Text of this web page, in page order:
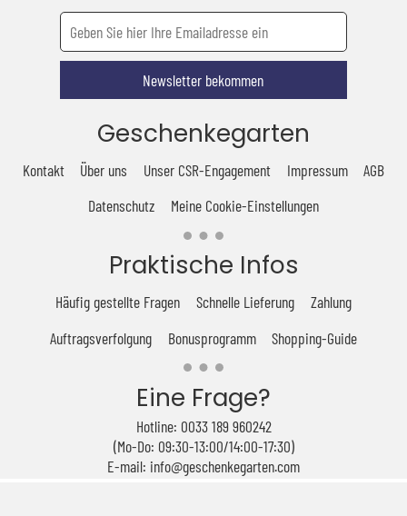
Newsletter bekommen
Geschenkegarten
Kontakt Über uns Unser CSR-Engagement Impressum
AGB
Datenschutz
Meine Cookie-Einstellungen
Praktische Infos
Häufig gestellte Fragen Schnelle Lieferung
Zahlung
Auftragsverfolgung
Bonusprogramm Shopping-Guide
Eine Frage?
Hotline: 0033 189 960242
(Mo-Do: 09:30-13:00/14:00-17:30)
E-mail: info@geschenkegarten.com